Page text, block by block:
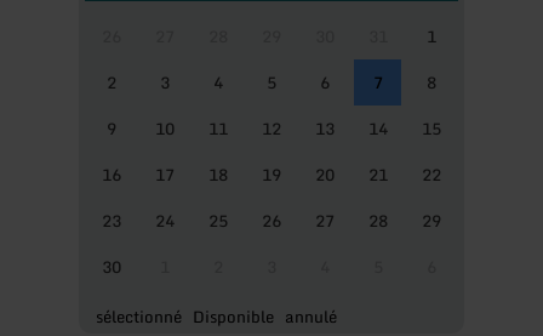
1
2
3 4 5 6 7
8
9
10 11 12 13 14
15
16
17 18 19 20 21
22
23
24 25 26 27 28
29
30
sélectionné Disponible annulé